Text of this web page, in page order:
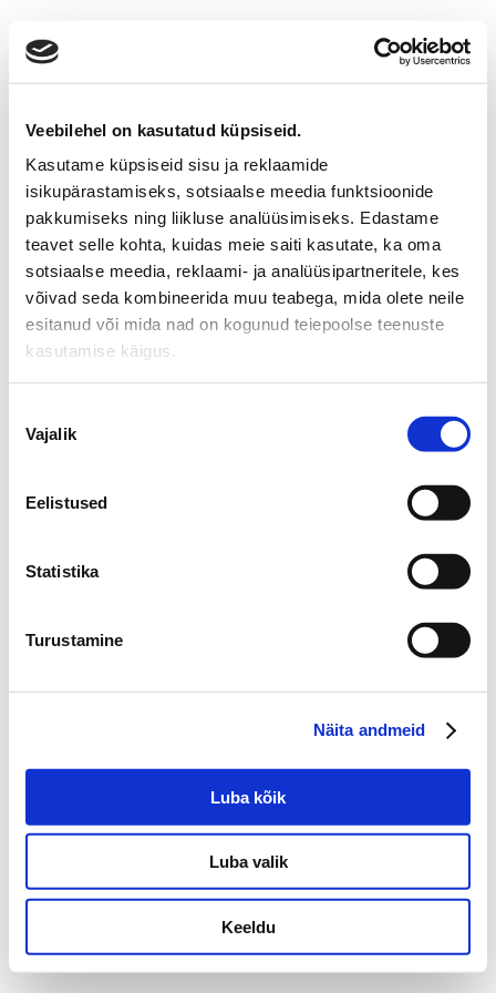
Veebilehel on kasutatud küpsiseid.
Kasutame küpsiseid sisu ja reklaamide
isikupärastamiseks, sotsiaalse meedia funktsioonide
pakkumiseks ning liikluse analüüsimiseks. Edastame
teavet selle kohta, kuidas meie saiti kasutate, ka oma
sotsiaalse meedia, reklaami- ja analüüsipartneritele, kes
võivad seda kombineerida muu teabega, mida olete neile
esitanud või mida nad on kogunud teiepoolse teenuste
kasutamise käigus.
valik
Vajalik
Eelistused
Statistika
Turustamine
Näita andmeid
Luba kõik
Luba valik
Keeldu
Vae 16, Laagri, 76401,
+372 650 1901
©2022 Laboratorios BABÉ S.L.
KVALITEEDIPOLIITIKA